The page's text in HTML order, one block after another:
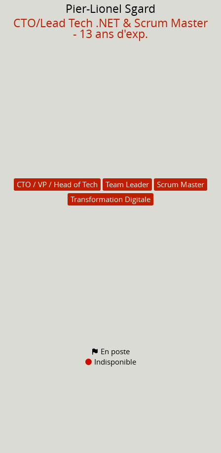
Pier-Lionel Sgard
CTO/Lead Tech .NET & Scrum Master
- 13 ans d'exp.
CTO / VP / Head of Tech Team Leader
Scrum Master
Transformation Digitale
En poste
Indisponible